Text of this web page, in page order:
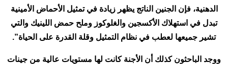
الدهنية، فإن الجنين الناتج يظهر زيادة في تمثيل الأحماض الأمينية
تبدل في استهلاك الأكسجين والغلوكوز وملح حمض اللينيك والتي
تشير جميعها لعطب في نظام التمثيل وقلة القدرة على الحياة”.
ووجد الباحثون كذلك أن الأجنة كانت لها مستويات عالية من جينات